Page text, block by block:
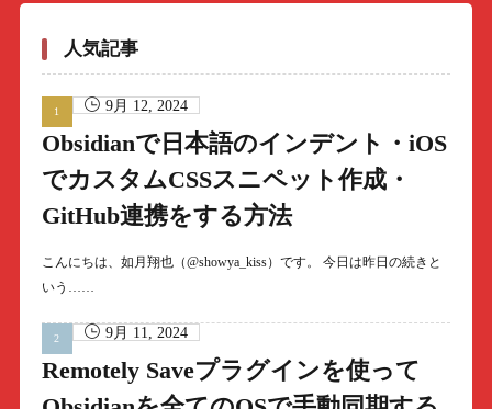
人気記事
9月 12, 2024
Obsidianで日本語のインデント・iOS
でカスタムCSSスニペット作成・
GitHub連携をする方法
こんにちは、如月翔也（@showya_kiss）です。 今日は昨日の続きと
いう……
9月 11, 2024
Remotely Saveプラグインを使って